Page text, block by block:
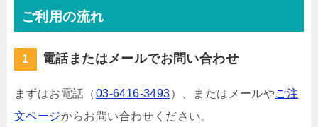
ご利用の流れ
電話またはメールでお問い合わせ
まずはお電話（03-6416-3493）、またはメールやご注
文ページからお問い合わせください。